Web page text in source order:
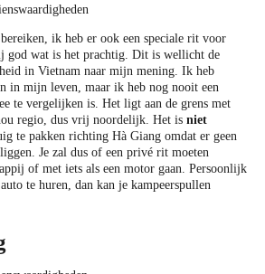
ik heb er ook een speciale rit voor
god wat is het prachtig. Dit is wellicht de
in Vietnam naar mijn mening. Ik heb
in mijn leven, maar ik heb nog nooit een
te vergelijken is. Het ligt aan de grens met
regio, dus vrij noordelijk. Het is niet
te pakken richting Hà Giang omdat er geen
Je zal dus of een privé rit moeten
of met iets als een motor gaan. Persoonlijk
te huren, dan kan je kampeerspullen